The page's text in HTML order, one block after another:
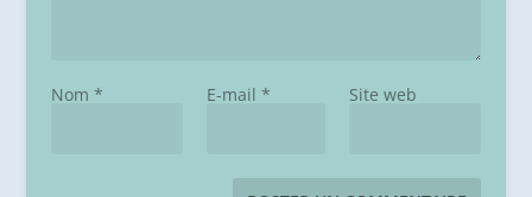
Nom * E-mail * Site web